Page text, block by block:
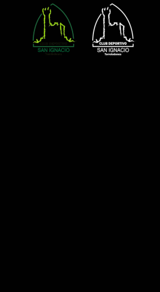
Skip to main content